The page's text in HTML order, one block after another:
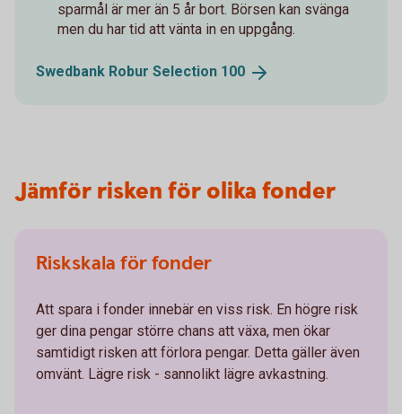
sparmål är mer än 5 år bort. Börsen kan svänga
men du har tid att vänta in en uppgång.
Swedbank Robur Selection 100
Jämför risken för olika fonder
Riskskala för fonder
Att spara i fonder innebär en viss risk. En högre risk
ger dina pengar större chans att växa, men ökar
samtidigt risken att förlora pengar. Detta gäller även
omvänt. Lägre risk - sannolikt lägre avkastning.